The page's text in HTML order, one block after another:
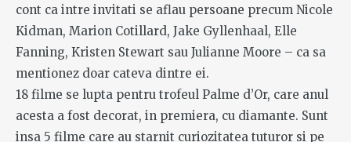
cont ca intre invitati se aflau persoane precum Nicole
Kidman, Marion Cotillard, Jake Gyllenhaal, Elle
Fanning, Kristen Stewart sau Julianne Moore – ca sa
mentionez doar cateva dintre ei.
18 filme se lupta pentru trofeul Palme d’Or, care anul
acesta a fost decorat, in premiera, cu diamante. Sunt
insa 5 filme care au starnit curiozitatea tuturor si pe